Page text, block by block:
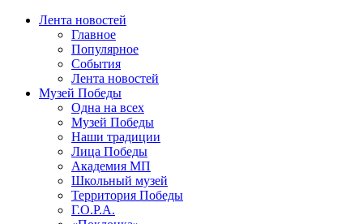
Лента новостей
Главное
Популярное
События
Лента новостей
Музей Победы
Одна на всех
Музей Победы
Наши традиции
Лица Победы
Академия МП
Школьный музей
Территория Победы
Г.О.Р.А.